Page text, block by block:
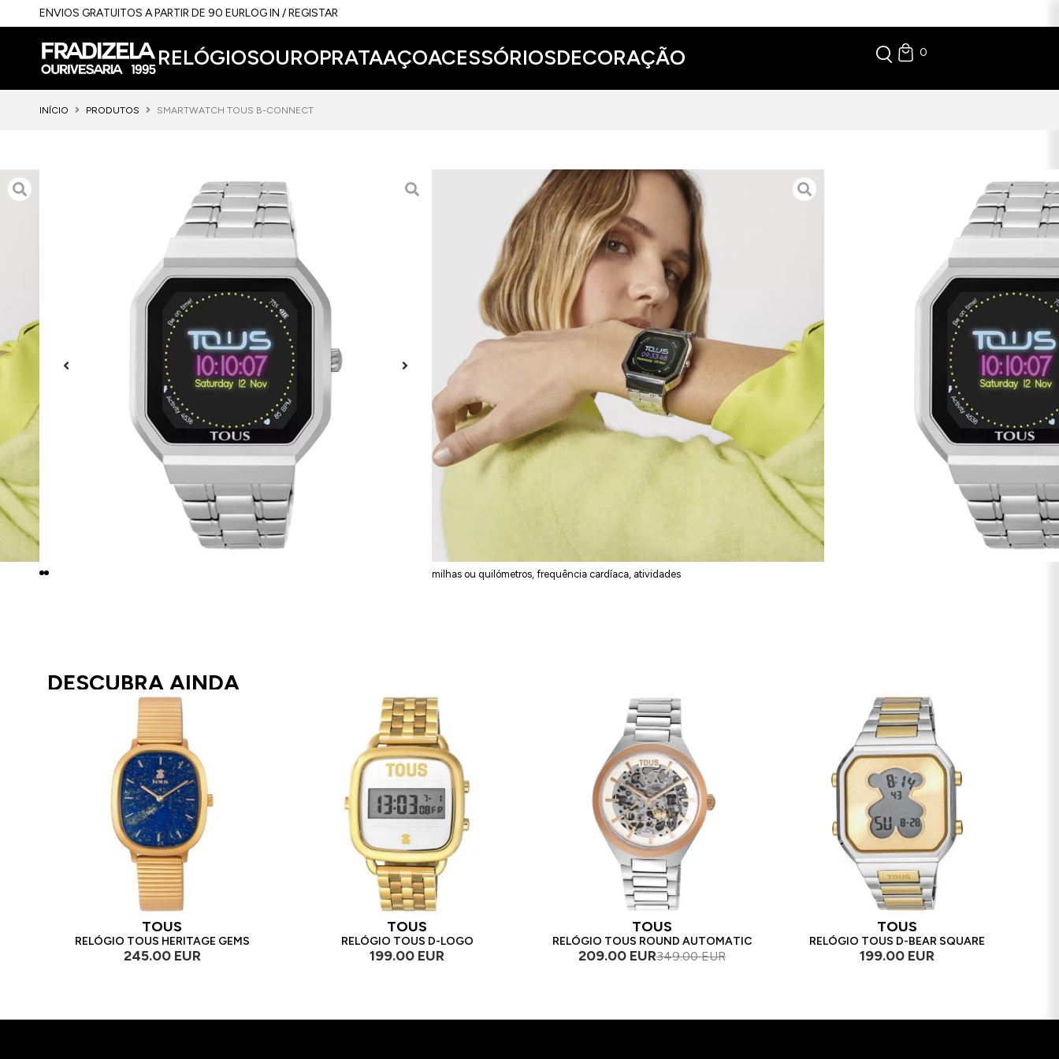
ENVIOS GRATUITOS A PARTIR DE 90 EURLOG IN / REGISTAR
RELÓGIOSOUROPRATAAÇOACESSÓRIOSDECORAÇÃO 0
INÍCIO PRODUTOS SMARTWATCH TOUS B-CONNECT
SMARTWATCH TOUS B-CONNECT
119.00 EUR200.00 EUR
ADICIONAR
ADICIONAR AOS FAVORITOS
Garantia3 Anos
MaterialAço Inoxidável
AcabamentoPolido
CorPrateado
de passos, contador de calorias, distância percorrida em
milhas ou quilómetros, frequência cardíaca, atividades
desportivas (correr e caminhar), cronógrafo 1/10 segundos,
3 alarmes de vibração, notificações e 6 mostradores Tous.
Forma do mostrador
Vidro
Full Touch Screen
Material da bracelete
Acabamento da bracelete
Cor da bracelete
DESCUBRA AINDA
TOUS
RELÓGIO TOUS HERITAGE GEMS
245.00 EUR
TOUS
RELÓGIO TOUS D-LOGO
199.00 EUR
TOUS
RELÓGIO TOUS ROUND AUTOMATIC
209.00 EUR349.00 EUR
TOUS
RELÓGIO TOUS D-BEAR SQUARE
199.00 EUR